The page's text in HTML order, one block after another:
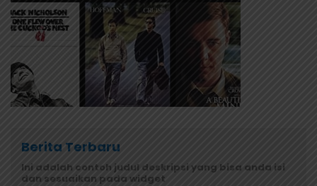
Berita Terbaru
Ini adalah contoh judul deskripsi yang bisa anda isi
dan sesuaikan pada widget